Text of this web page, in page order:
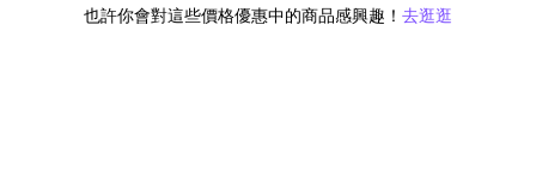
也許你會對這些價格優惠中的商品感興趣！ 去逛逛